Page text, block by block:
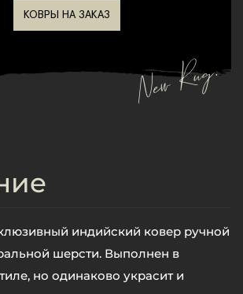
КОВРЫ НА ЗАКАЗ
New Rug.
индийский ковер ручной
шерсти. Выполнен в
но одинаково украсит и